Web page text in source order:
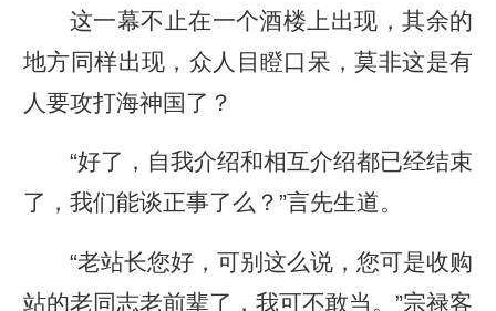
这一幕不止在一个酒楼上出现，其余的
地方同样出现，众人目瞪口呆，莫非这是有
人要攻打海神国了？
“好了，自我介绍和相互介绍都已经结束
了，我们能谈正事了么？”言先生道。
“老站长您好，可别这么说，您可是收购
站的老同志老前辈了，我可不敢当。”宗禄客